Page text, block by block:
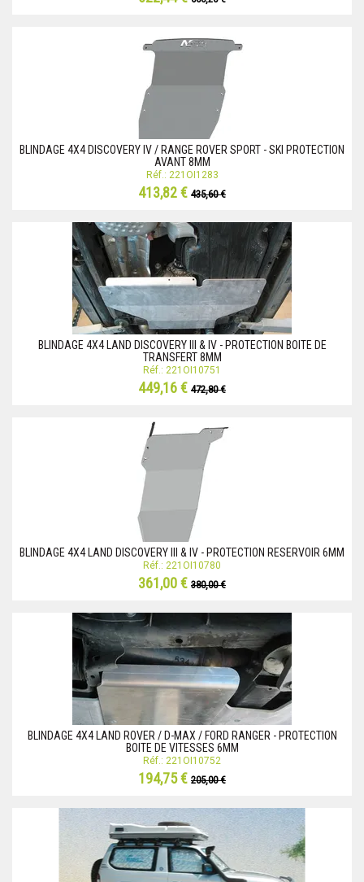
BLINDAGE 4X4 DISCOVERY IV / RANGE ROVER SPORT - SKI PROTECTION
AVANT 8MM
Réf.: 221OI1283
413,82 € 435,60 €
BLINDAGE 4X4 LAND DISCOVERY III & IV - PROTECTION BOITE DE
TRANSFERT 8MM
Réf.: 221OI10751
449,16 € 472,80 €
BLINDAGE 4X4 LAND DISCOVERY III & IV - PROTECTION RESERVOIR 6MM
Réf.: 221OI10780
361,00 € 380,00 €
BLINDAGE 4X4 LAND ROVER / D-MAX / FORD RANGER - PROTECTION
BOITE DE VITESSES 6MM
Réf.: 221OI10752
194,75 € 205,00 €